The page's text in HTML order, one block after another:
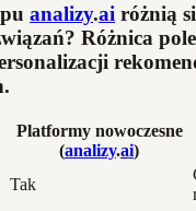
analizy.ai różnią
Różnica
Platformy nowoczesne
(analizy.ai)
Tak